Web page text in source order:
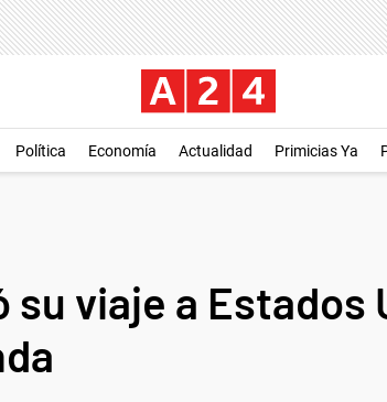
Política Economía Actualidad Primicias Ya
viaje a Estados